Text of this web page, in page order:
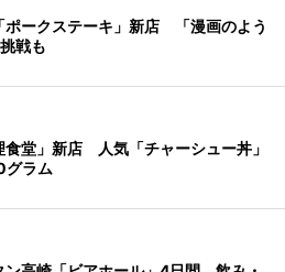
ポークステーキ」新店 「漫画のよう
戦も
食堂」新店 人気「チャーシュー丼」
グラム